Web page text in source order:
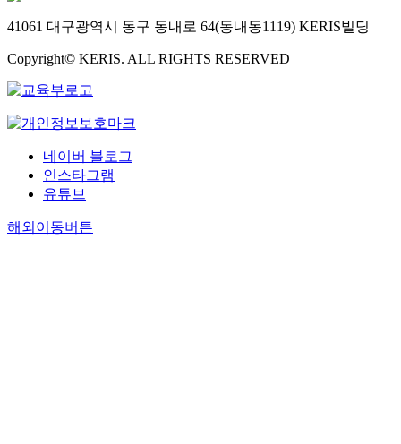
41061 대구광역시 동구 동내로 64(동내동1119) KERIS빌딩
Copyright© KERIS. ALL RIGHTS RESERVED
네이버 블로그
인스타그램
유튜브
해외이동버튼